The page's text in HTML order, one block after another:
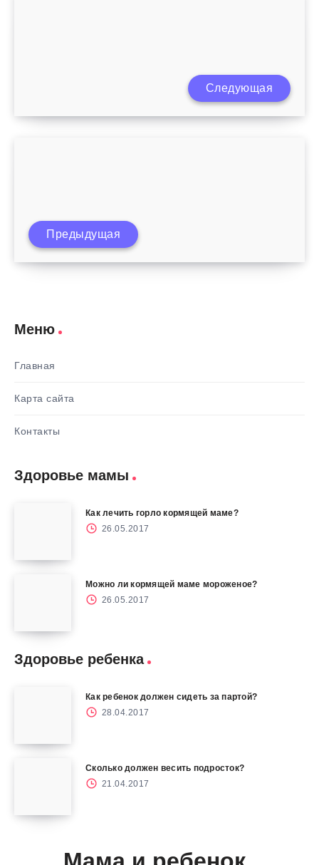
Ребенок как объект воспитанияСледующая
Целуйте меня как воспитывать детей с
Предыдущая
Меню
Главная
Карта сайта
Контакты
Здоровье мамы
Как лечить горло кормящей маме?
26.05.2017
Можно ли кормящей маме мороженое?
26.05.2017
Здоровье ребенка
Как ребенок должен сидеть за партой?
28.04.2017
Сколько должен весить подросток?
21.04.2017